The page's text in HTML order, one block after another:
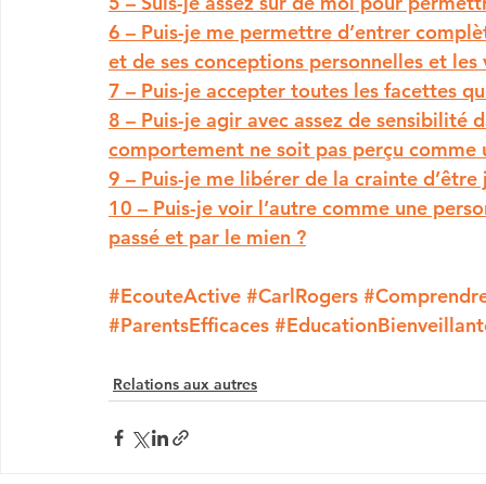
6 – Puis-je me permettre d’entrer
et de ses conceptions personnelles et
7 – Puis-je accepter toutes les facettes
8 – Puis-je agir avec assez de
comportement ne soit pas perçu comme
9 – Puis-je me libérer de la crainte d’être
10 – Puis-je voir l’autre comme une
passé et par le mien ?
#EcouteActive #CarlRogers
#ParentsEfficaces
Relations aux autres